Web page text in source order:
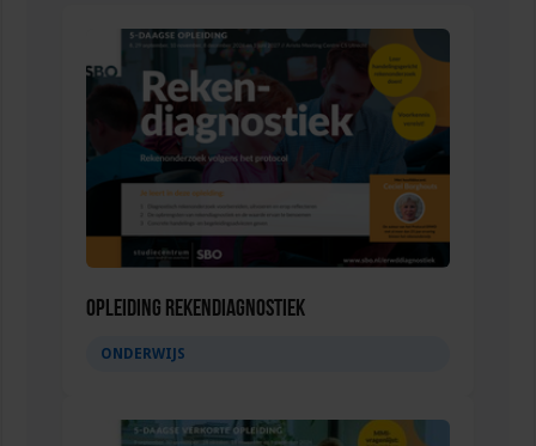
Opleiding Rekendiagnostiek
ONDERWIJS